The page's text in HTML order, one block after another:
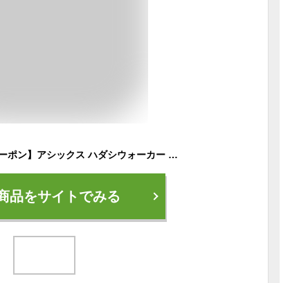
【48H限定5％OFFクーポン】アシックス ハダシウォーカー ウォーキングシューズ メンズ 3E 幅広 軽量 歩きやすい 疲れにくい サイドジップ 履きやすい メッシュ ウェルネスウォーカー1291A056 スニーカー ローカット 女性 シューズ 靴【2411】
品をサイトでみる